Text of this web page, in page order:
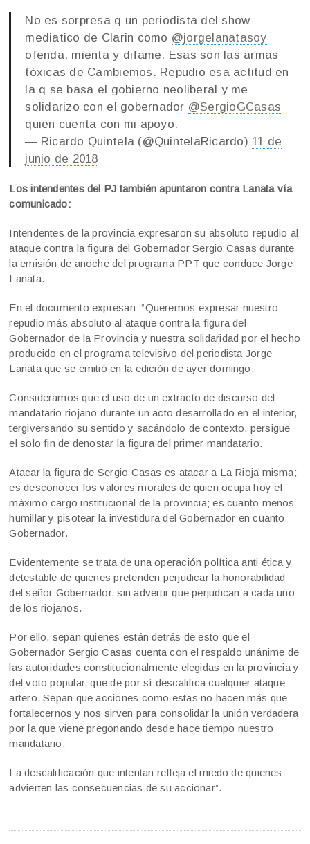
No es sorpresa q un periodista del show
mediatico de Clarin como @jorgelanatasoy
ofenda, mienta y difame. Esas son las armas
tóxicas de Cambiemos. Repudio esa actitud en
la q se basa el gobierno neoliberal y me
solidarizo con el gobernador @SergioGCasas
quien cuenta con mi apoyo.
— Ricardo Quintela (@QuintelaRicardo) 11 de
junio de 2018
Los intendentes del PJ también apuntaron contra Lanata vía
comunicado:
Intendentes de la provincia expresaron su absoluto repudio al
ataque contra la figura del Gobernador Sergio Casas durante
la emisión de anoche del programa PPT que conduce Jorge
Lanata.
En el documento expresan: “Queremos expresar nuestro
repudio más absoluto al ataque contra la figura del
Gobernador de la Provincia y nuestra solidaridad por el hecho
producido en el programa televisivo del periodista Jorge
Lanata que se emitió en la edición de ayer domingo.
Consideramos que el uso de un extracto de discurso del
mandatario riojano durante un acto desarrollado en el interior,
tergiversando su sentido y sacándolo de contexto, persigue
el solo fin de denostar la figura del primer mandatario.
Atacar la figura de Sergio Casas es atacar a La Rioja misma;
es desconocer los valores morales de quien ocupa hoy el
máximo cargo institucional de la provincia; es cuanto menos
humillar y pisotear la investidura del Gobernador en cuanto
Gobernador.
Evidentemente se trata de una operación política anti ética y
detestable de quienes pretenden perjudicar la honorabilidad
del señor Gobernador, sin advertir que perjudican a cada uno
de los riojanos.
Por ello, sepan quienes están detrás de esto que el
Gobernador Sergio Casas cuenta con el respaldo unánime de
las autoridades constitucionalmente elegidas en la provincia y
del voto popular, que de por sí descalifica cualquier ataque
artero. Sepan que acciones como estas no hacen más que
fortalecernos y nos sirven para consolidar la unión verdadera
por la que viene pregonando desde hace tiempo nuestro
mandatario.
La descalificación que intentan refleja el miedo de quienes
advierten las consecuencias de su accionar”.